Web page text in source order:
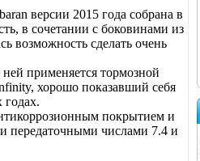
версии 2015 года собрана в
в сочетании с боковинами из
возможность сделать очень
применяется тормозной
хорошо показавший себя
покрытием и
передаточными числами 7.4 и